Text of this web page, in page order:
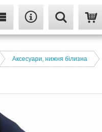
Аксесуари, нижня білизна